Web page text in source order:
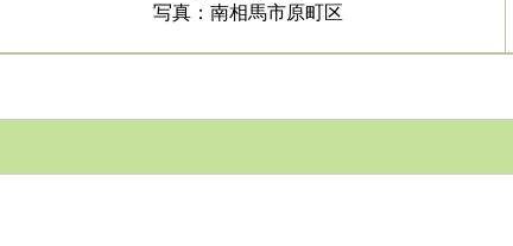
写真：南相馬市原町区